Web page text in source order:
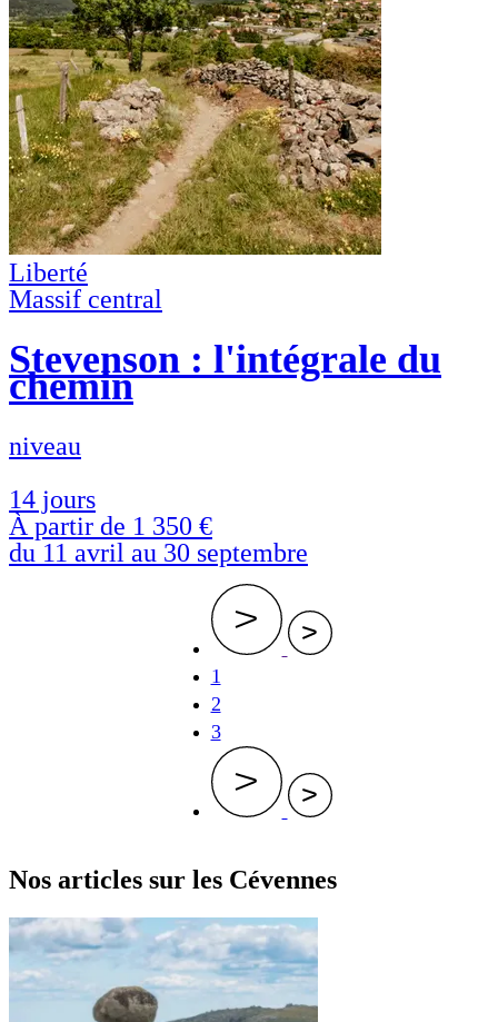
Liberté
Massif central
Stevenson : l'intégrale du
chemin
niveau
14 jours
À partir de 1 350 €
du 11 avril au 30 septembre
Page
courante
1
Page
2
Page
3
Nos articles sur les Cévennes